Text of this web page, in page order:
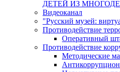
ДЕТЕЙ ИЗ
Видеоканал
"Русский музей:
Противодействие
Оперативный
Противодействие
Методические